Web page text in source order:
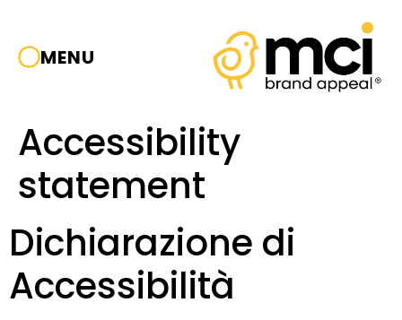
MENU
Accessibility
statement
Dichiarazione di
Accessibilità